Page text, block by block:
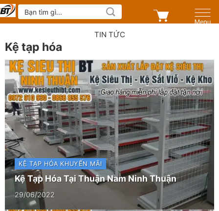
Skip
to
Tìm
kiếm:
TIN TỨC
Kệ tạp hóa
KỆ TẠP HÓA KHUYẾN MÃI
Kệ Tạp Hóa Tại Thuận Nam Ninh Thuận
29/06/2022